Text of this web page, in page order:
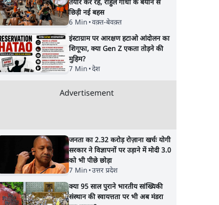
AK-47 से फायरिंग, इश्तेहारी
तैयार कर रहे, राहुल गांधी के बयान से
छिड़ी नई बहस
6 Min •वक़्त-बेवक़्त
इंस्टाग्राम पर आरक्षण हटाओ आंदोलन का
शिगूफा, क्या Gen Z एकता तोड़ने की
मुहिम?
7 Min •देश
Advertisement
जनता का 2.32 करोड़ रोज़ाना खर्चः योगी
सरकार ने विज्ञापनों पर उड़ाने में मोदी 3.0
को भी पीछे छोड़ा
7 Min •उत्तर प्रदेश
क्या 95 साल पुराने भारतीय सांख्यिकी
संस्थान की स्वायत्तता पर भी अब मंडरा